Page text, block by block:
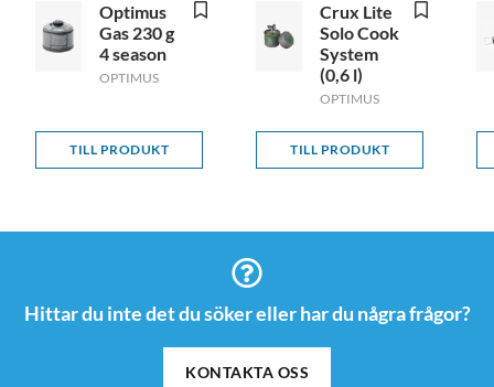
Optimus
Gas 230 g
4 season
OPTIMUS
TILL PRODUKT
Crux Lite
Solo Cook
System
(0,6 l)
OPTIMUS
TILL PRODUKT
Hittar du inte det du söker eller har du några frågor?
KONTAKTA OSS